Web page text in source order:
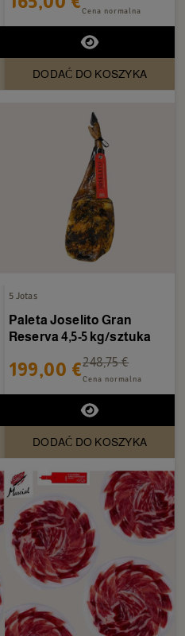
Cena normalna
DODAĆ DO KOSZYKA
5 Jotas
Paleta Joselito Gran
Reserva 4,5-5 kg/sztuka
199,00 €248,75 €
Cena normalna
DODAĆ DO KOSZYKA